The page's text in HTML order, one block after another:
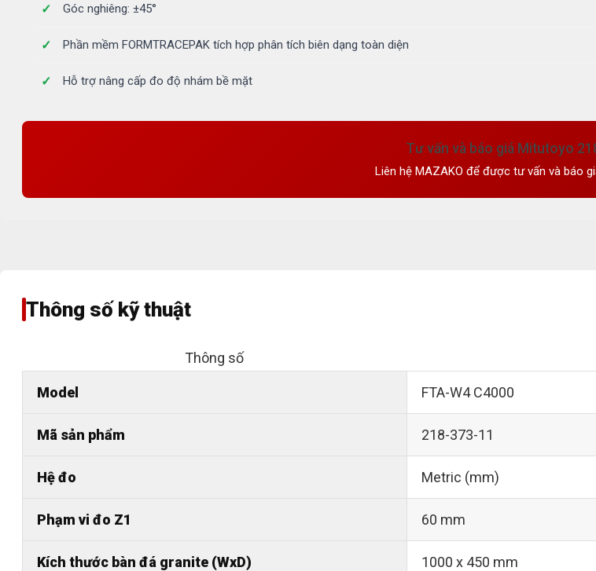
Góc nghiêng: ±45°
Phần mềm FORMTRACEPAK tích hợp phân tích biên dạng toàn diện
Hỗ trợ nâng cấp đo độ nhám bề mặt
Tư vấn và báo giá Mitutoyo
Liên hệ MAZAKO để được tư vấn và báo
Thông số kỹ thuật
Thông số
Model FTA-W4 C4000
Mã sản phẩm 218-373-11
Hệ đo Metric (mm)
Phạm vi đo Z1 60 mm
Kích thước bàn đá granite (WxD) 1000 x 450 mm